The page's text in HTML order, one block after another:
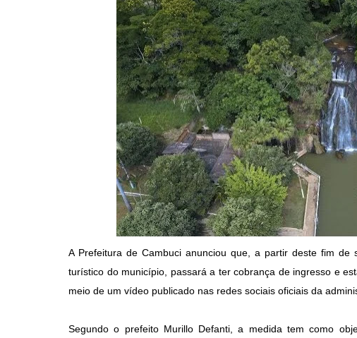
A Prefeitura de Cambuci anunciou que, a partir deste fim
turístico do município, passará a ter cobrança de ingresso e
meio de um vídeo publicado nas redes sociais oficiais da
Segundo o prefeito Murillo Defanti, a medida tem como